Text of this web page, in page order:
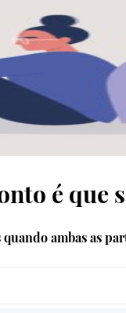
é que
ambas as